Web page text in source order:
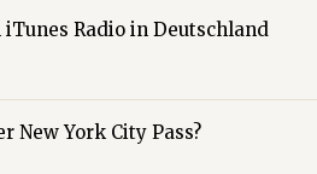
Radio in Deutschland
New York City Pass?